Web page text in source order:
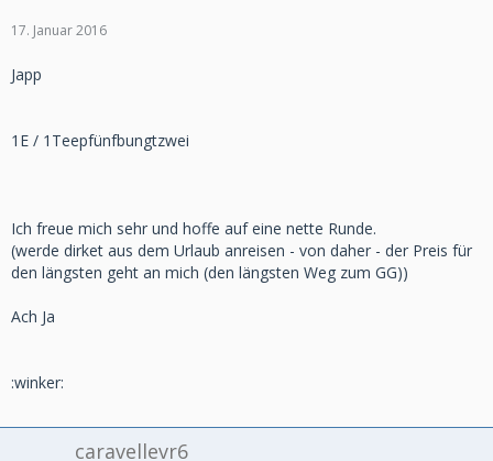
17. Januar 2016
Japp
1E / 1Teepfünfbungtzwei
Ich freue mich sehr und hoffe auf eine nette Runde.
(werde dirket aus dem Urlaub anreisen - von daher - der Preis für
den längsten geht an mich (den längsten Weg zum GG))
Ach Ja
:winker:
caravellevr6